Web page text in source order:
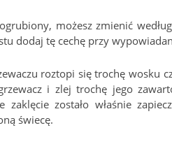
możesz zmienić
dodaj tę cechę przy
roztopi się trochę wosku
i zlej trochę jego
zaklęcie zostało właśnie
świecę.